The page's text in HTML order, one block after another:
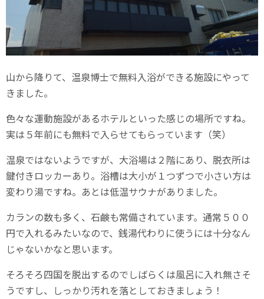
山から降りて、温泉博士で無料入浴ができる施設にやって
きました。
色々な運動施設があるホテルといった感じの場所ですね。
実は５年前にも無料で入らせてもらっています（笑）
温泉ではないようですが、大浴場は２階にあり、脱衣所は
鍵付きロッカーあり。浴槽は大小が１つずつで小さい方は
変わり湯ですね。あとは低温サウナがありました。
カランの数も多く、石鹸も常備されています。通常５００
円で入れるみたいなので、銭湯代わりに使うには十分なん
じゃないかなと思います。
そろそろ四国を脱出するのでしばらくは風呂に入れ無さそ
うですし、しっかり汚れを落としておきましょう！